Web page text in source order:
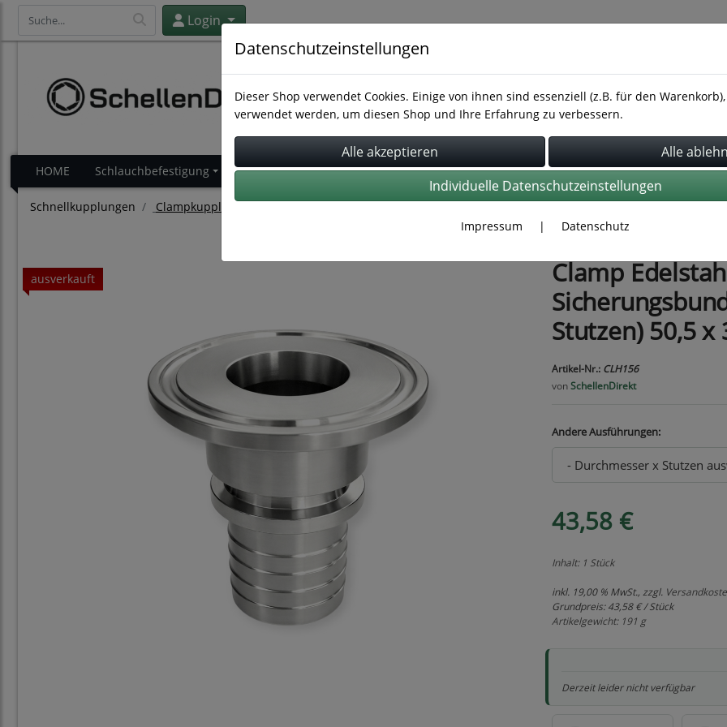
Login
HOME Schlauchbefestigung Schlauchverbindung Rohrbefestigung Rohrverbindung Schläuche
Schnellkupplungen Clampkupplungen
ausverkauft
Clamp
Stutzen) 50,5 x
Artikel-Nr.: CLH156
vonSchellenDirekt
Andere Ausführungen:
43,58 €
Inhalt: 1 Stück
inkl. 19,00 % MwSt., zzgl.
Grundpreis:43,58 € / Stück
Artikelgewicht: 191 g
Derzeit leider nicht verfügbar
Datenschutzeinstellungen
Dieser Shop verwendet Cookies. Einige von ihnen sind essenziell (z.B. für den
verwendet werden, um diesen Shop und Ihre Erfahrung zu verbessern.
Individuelle Datenschutzeinstellungen
Impressum | Datenschutz